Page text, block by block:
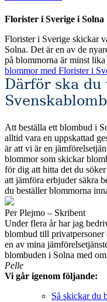
Florister i Sverige i Solna
Florister i Sverige skickar
Solna. Det är en av de
på blommorna är minst
blommor med Florister i
Därför ska du
Att beställa ett blombud i
alltid vara en uppskattad
är att vi är en
blommor som skickar
för dig att hitta det du söker efter. Alla de fackhandlare
att jämföra erbjuder säkra
du beställer blommorna
Per Plejmo – Skribent
Under flera år har jag
blombud till privatpersoner
en av mina
Pelle
Vi går igenom följande:
Så skickar du